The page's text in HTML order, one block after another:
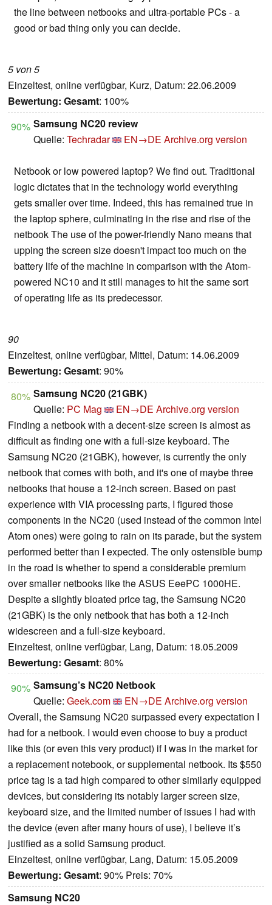
the line between netbooks and ultra-portable PCs - a
good or bad thing only you can decide.
5 von 5
Einzeltest, online verfügbar, Kurz, Datum: 22.06.2009
Bewertung: Gesamt: 100%
90% Samsung NC20 review
Quelle: Techradar EN→DE Archive.org version
Netbook or low powered laptop? We find out. Traditional
logic dictates that in the technology world everything
gets smaller over time. Indeed, this has remained true in
the laptop sphere, culminating in the rise and rise of the
netbook The use of the power-friendly Nano means that
upping the screen size doesn't impact too much on the
battery life of the machine in comparison with the Atom-
powered NC10 and it still manages to hit the same sort
of operating life as its predecessor.
90
Einzeltest, online verfügbar, Mittel, Datum: 14.06.2009
Bewertung: Gesamt: 90%
80% Samsung NC20 (21GBK)
Quelle: PC Mag EN→DE Archive.org version
Finding a netbook with a decent-size screen is almost as
difficult as finding one with a full-size keyboard. The
Samsung NC20 (21GBK), however, is currently the only
netbook that comes with both, and it's one of maybe three
netbooks that house a 12-inch screen. Based on past
experience with VIA processing parts, I figured those
components in the NC20 (used instead of the common Intel
Atom ones) were going to rain on its parade, but the system
performed better than I expected. The only ostensible bump
in the road is whether to spend a considerable premium
over smaller netbooks like the ASUS EeePC 1000HE.
Despite a slightly bloated price tag, the Samsung NC20
(21GBK) is the only netbook that has both a 12-inch
widescreen and a full-size keyboard.
Einzeltest, online verfügbar, Lang, Datum: 18.05.2009
Bewertung: Gesamt: 80%
90% Samsung’s NC20 Netbook
Quelle: Geek.com EN→DE Archive.org version
Overall, the Samsung NC20 surpassed every expectation I
had for a netbook. I would even choose to buy a product
like this (or even this very product) if I was in the market for
a replacement notebook, or supplemental netbook. Its $550
price tag is a tad high compared to other similarly equipped
devices, but considering its notably larger screen size,
keyboard size, and the limited number of issues I had with
the device (even after many hours of use), I believe it’s
justified as a solid Samsung product.
Einzeltest, online verfügbar, Lang, Datum: 15.05.2009
Bewertung: Gesamt: 90% Preis: 70%
Samsung NC20